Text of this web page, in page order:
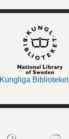
Kungliga Biblioteket